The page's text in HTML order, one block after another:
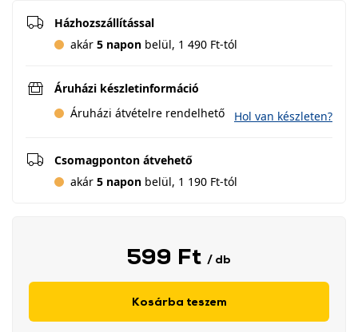
Házhozszállítással
akár 5 napon belül, 1 490 Ft-tól
Áruházi készletinformáció
Áruházi átvételre rendelhető
Hol van készleten?
Csomagponton átvehető
akár 5 napon belül, 1 190 Ft-tól
599 Ft / db
Kosárba teszem